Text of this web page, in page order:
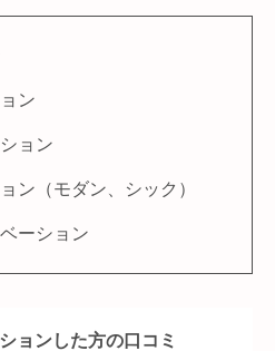
ン
ョン
ン（モダン、シック）
ーション
ョンした方の口コミ